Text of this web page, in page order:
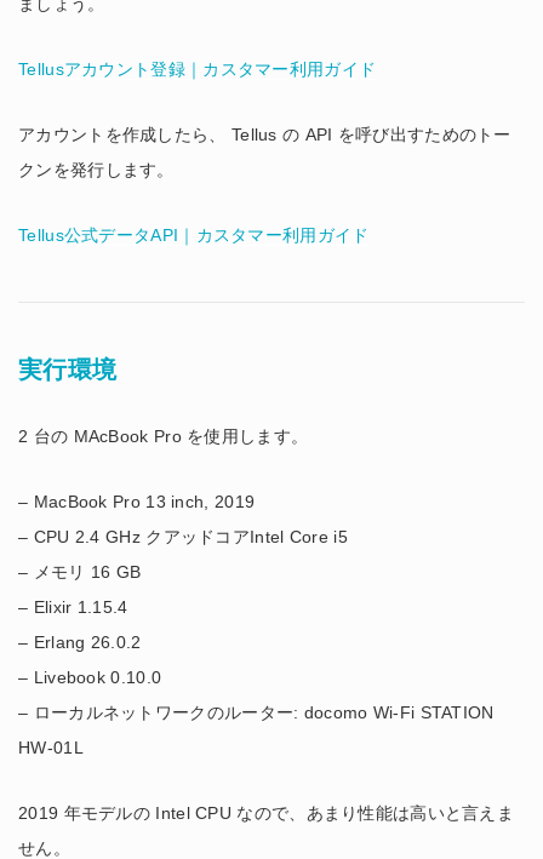
Tellusアカウント登録｜カスタマー利用ガイド
アカウントを作成したら、 Tellus の API を呼び出すためのトー
クンを発行します。
Tellus公式データAPI｜カスタマー利用ガイド
実行環境
2 台の MAcBook Pro を使用します。
– MacBook Pro 13 inch, 2019
– CPU 2.4 GHz クアッドコアIntel Core i5
– メモリ 16 GB
– Elixir 1.15.4
– Erlang 26.0.2
– Livebook 0.10.0
– ローカルネットワークのルーター: docomo Wi-Fi STATION
HW-01L
2019 年モデルの Intel CPU なので、あまり性能は高いと言えま
せん。